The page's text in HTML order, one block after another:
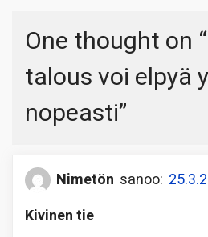
One thought on “
talous voi elpyä
nopeasti”
Nimetön sanoo:
Kivinen tie